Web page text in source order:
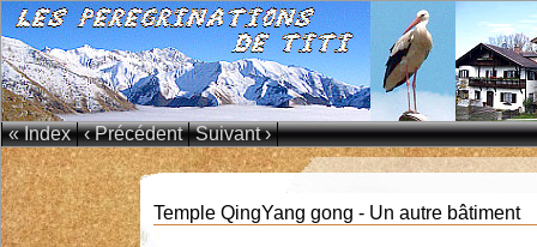
« Index ‹ Précédent Suivant ›
Temple QingYang gong - Un autre bâtiment